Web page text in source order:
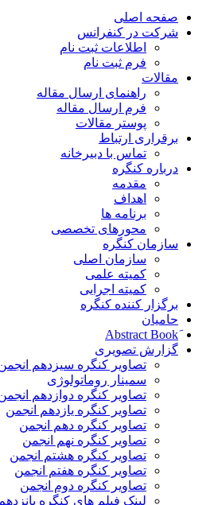
صفحه اصلی
شرکت در کنفرانس
اطلاعات ثبت نام
فرم ثبت نام
مقالات
راهنمای ارسال مقاله
فرم ارسال مقاله
پوستر مقالات
برقراری ارتباط
تماس با دبیرخانه
درباره کنگره
مقدمه
اهداف
برنامه ها
محورهای تخصصی
سازمان کنگره
سازمان اصلی
کمیته علمی
کمیته اجرایی
برگزار کننده کنگره
حامیان
گزارش تصویری
تصاویر کنگره سیزدهم انجمن
سمینار روماتولوژی
تصاویر کنگره دوازدهم انجمن
تصاویر کنگره یازدهم انجمن
تصاویر کنگره دهم انجمن
تصاویر کنگره نهم انجمن
تصاویر کنگره هشتم انجمن
تصاویر کنگره هفتم انجمن
تصاویر کنگره دوم انجمن
لینک فیلم های کنگره پانزدهم